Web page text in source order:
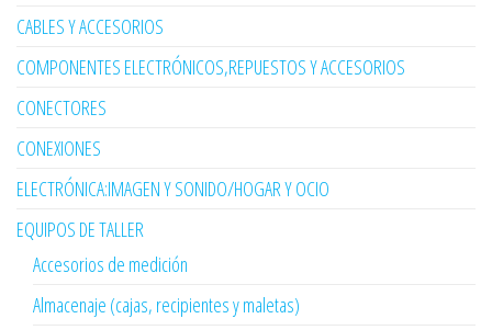
CABLES Y ACCESORIOS
COMPONENTES ELECTRÓNICOS,REPUESTOS Y ACCESORIOS
CONECTORES
CONEXIONES
ELECTRÓNICA:IMAGEN Y SONIDO/HOGAR Y OCIO
EQUIPOS DE TALLER
Accesorios de medición
Almacenaje (cajas, recipientes y maletas)